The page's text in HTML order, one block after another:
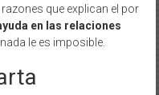
que explican el por
en las relaciones
le es imposible.